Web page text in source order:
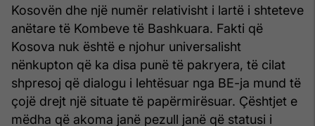
Kosovën dhe një numër relativisht i lartë i shteteve
anëtare të Kombeve të Bashkuara. Fakti që
Kosova nuk është e njohur universalisht
nënkupton që ka disa punë të pakryera, të cilat
shpresoj që dialogu i lehtësuar nga BE-ja mund të
çojë drejt një situate të papërmirësuar. Çështjet e
mëdha që akoma janë pezull janë që statusi i